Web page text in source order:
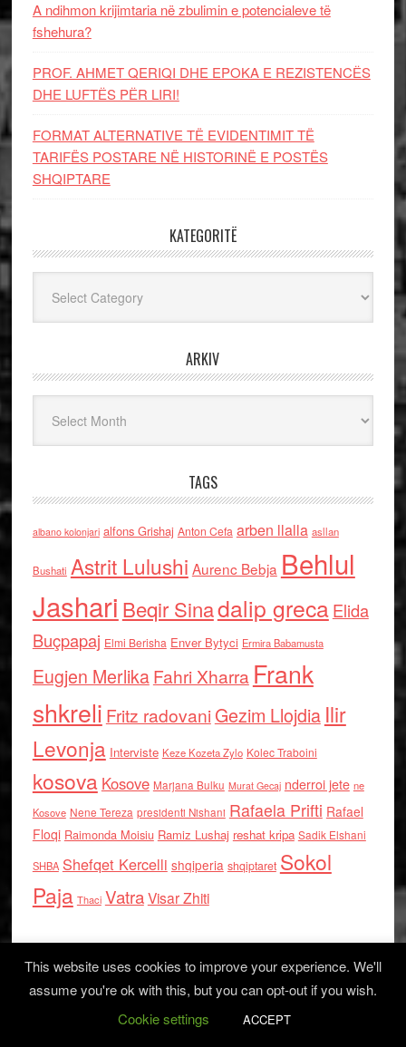
A ndihmon krijimtaria në zbulimin e potencialeve të
fshehura?
PROF. AHMET QERIQI DHE EPOKA E REZISTENCЁS
DHE LUFTЁS PЁR LIRI!
FORMAT ALTERNATIVE TË EVIDENTIMIT TË
TARIFËS POSTARE NË HISTORINË E POSTËS
SHQIPTARE
KATEGORITË
ARKIV
TAGS
albano kolonjari alfons Grishaj Anton Cefa arben llalla asllan
Bushati Astrit Lulushi Aurenc Bebja Behlul
Jashari Beqir Sinadalip grecaElida
Buçpapaj Elmi Berisha Enver Bytyci Ermira Babamusta
Eugjen MerlikaFahri Xharra Frank
shkreli Fritz radovaniGezim Llojdia Ilir
Levonja Interviste Keze Kozeta Zylo Kolec Traboini
kosova Kosove Marjana Bulku Murat Gecaj nderroi jete ne
Kosove Nene Tereza presidenti Nishani Rafaela Prifti Rafael
Floqi Raimonda Moisiu Ramiz Lushaj reshat kripa Sadik Elshani
SHBA Shefqet Kercelli shqiperia shqiptaret Sokol
Paja Thaci VatraVisar Zhiti
Log in
This website uses cookies to improve your experience. We'll
assume you're ok with this, but you can opt-out if you wish.
Cookie settings
ACCEPT